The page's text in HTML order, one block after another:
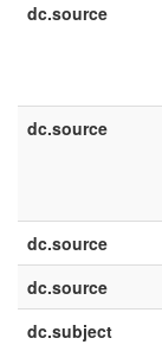
dc.source
dc.source
dc.source
dc.source
dc.subject